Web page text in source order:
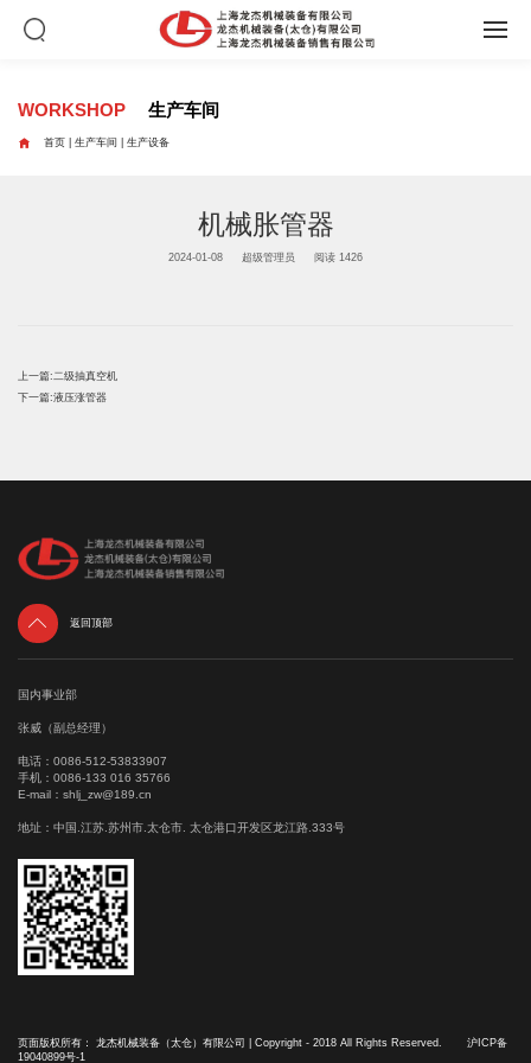
WORKSHOP 生产车间
 首页| 生产车间 生产设备
机械胀管器
2024-01-08 超级管理员 阅读 1426
上一篇: 二级抽真空机
下一篇:液压涨管器
 返回顶部
国内事业部
张威（副总经理）
电话： 0086-512-53833907
手机： 0086-133 016 35766
E-mail： shlj_zw@189.cn
地址：中国.江苏.苏州市.太仓市. 太仓港口开发区龙江路.333号
页面版权所有： 龙杰机械装备（太仓）有限公司 | Copyright - 2018 All Rights Reserved. 沪ICP备
19040899号-1